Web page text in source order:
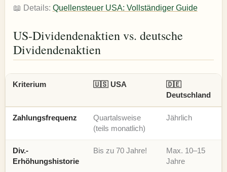
📖 Details: Quellensteuer USA: Vollständiger Guide
US-Dividendenaktien vs. deutsche
Dividendenaktien
Kriterium 🇺🇸 USA
🇩🇪
Deutschland
Zahlungsfrequenz
Quartalsweise
(teils monatlich)
Jährlich
Div.-
Erhöhungshistorie
Bis zu 70 Jahre!
Max. 10–15
Jahre